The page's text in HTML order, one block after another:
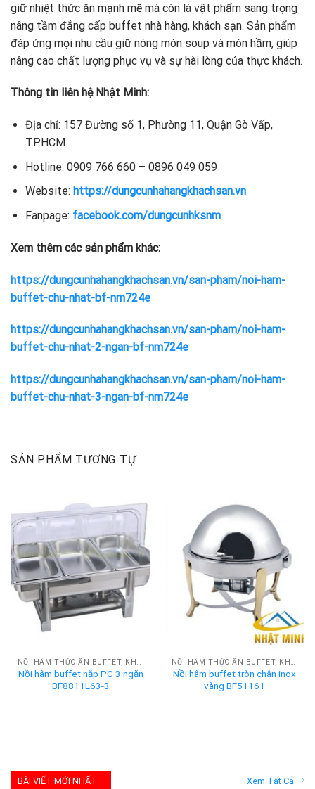
giữ nhiệt thức ăn mạnh mẽ mà còn là vật phẩm sang trọng
nâng tầm đẳng cấp buffet nhà hàng, khách sạn. Sản phẩm
đáp ứng mọi nhu cầu giữ nóng món soup và món hầm, giúp
nâng cao chất lượng phục vụ và sự hài lòng của thực khách.
Thông tin liên hệ Nhật Minh:
Địa chỉ: 157 Đường số 1, Phường 11, Quận Gò Vấp,
TP.HCM
Hotline: 0909 766 660 – 0896 049 059
Website: https://dungcunhahangkhachsan.vn
Fanpage: facebook.com/dungcunhksnm
Xem thêm các sản phẩm khác:
https://dungcunhahangkhachsan.vn/san-pham/noi-ham-
buffet-chu-nhat-bf-nm724e
https://dungcunhahangkhachsan.vn/san-pham/noi-ham-
buffet-chu-nhat-2-ngan-bf-nm724e
https://dungcunhahangkhachsan.vn/san-pham/noi-ham-
buffet-chu-nhat-3-ngan-bf-nm724e
SẢN PHẨM TƯƠNG TỰ
Nồi hâm buffet nắp PC 3 ngăn
BF8811L63-3
Nồi hâm buffet tròn chân inox
vàng BF51161
BÀI VIẾT MỚI NHẤT Xem Tất Cả